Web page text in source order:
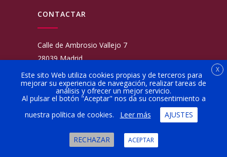
CONTACTAR
Calle de Ambrosio Vallejo 7
28039 Madrid
Fijo:
913 117 462
Movil:
676 566 970
administracion@talleresgarciamartinezehijos.com
Lun a Vier:
9:00 a 14:00
16:00 a 20:00
X
Este sito Web utiliza cookies propias y de terceros para
mejorar su experiencia de navegación, realizar tareas de
análisis y ofrecer un mejor servicio.
Al pulsar el botón "Aceptar" nos da su consentimiento a
nuestra política de cookies.
Leer más AJUSTES
RECHAZAR ACEPTAR